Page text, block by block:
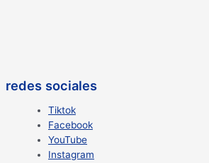
redes sociales
Tiktok
Facebook
YouTube
Instagram